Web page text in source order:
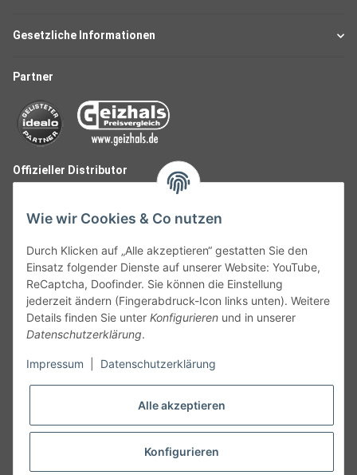
Gesetzliche Informationen
Partner
Offizieller Distributor
Follow Us
Widerruf
Vertrag widerrufen
Wie wir Cookies & Co nutzen
Durch Klicken auf „Alle akzeptieren“ gestatten Sie den
Einsatz folgender Dienste auf unserer Website: YouTube,
ReCaptcha, Doofinder. Sie können die Einstellung
jederzeit ändern (Fingerabdruck-Icon links unten). Weitere
Details finden Sie unter Konfigurieren und in unserer
Datenschutzerklärung.
Impressum Datenschutzerklärung
Alle akzeptieren
Konfigurieren